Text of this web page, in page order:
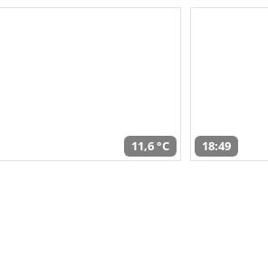
11,6 °C 18:49